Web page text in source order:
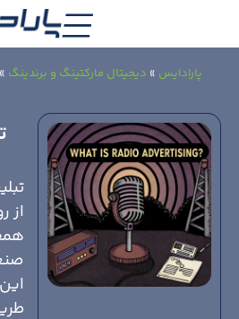
پارادایس » دیجیتال مارکتینگ و برندینگ »
از